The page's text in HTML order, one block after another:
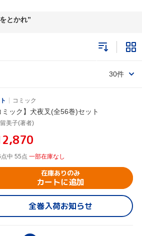
とかれ
30件
コミック
ミック】犬夜叉(全56巻)セット
美子(著者)
中 55点 一部在庫なし
在庫ありのみ
カートに追加
全巻入荷お知らせ